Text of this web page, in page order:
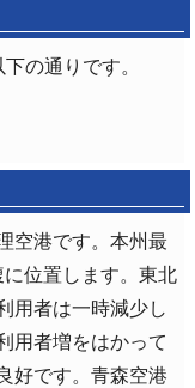
の通りです。
空港です。本州最
位置します。東北
用者は一時減少し
用者増をはかって
好です。青森空港